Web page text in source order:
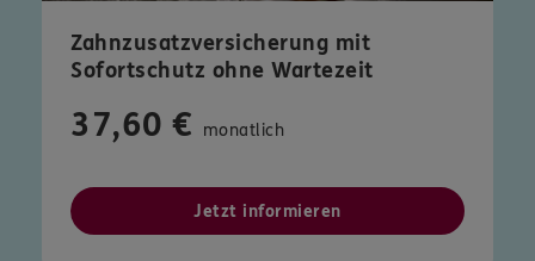
Zahnzusatzversicherung mit
Sofortschutz ohne Wartezeit
37,60 € monatlich
Jetzt informieren